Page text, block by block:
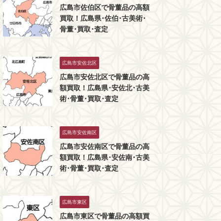
広島市佐伯区で骨董品の高額
買取！広島県･佐伯･古美術･
骨董･買取･査定
広島市安佐北区
広島市安佐北区で骨董品の高
額買取！広島県･安佐北･古美
術･骨董･買取･査定
広島市安佐南区
広島市安佐南区で骨董品の高
額買取！広島県･安佐南･古美
術･骨董･買取･査定
広島市東区
広島市東区で骨董品の高額買